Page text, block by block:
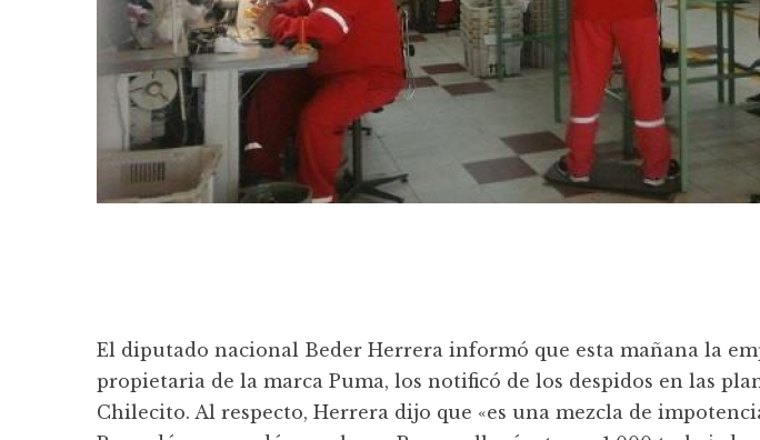
El diputado nacional Beder Herrera informó que esta mañana la
propietaria de la marca Puma, los notificó de los despidos en las
Chilecito. Al respecto, Herrera dijo que «es una mezcla de